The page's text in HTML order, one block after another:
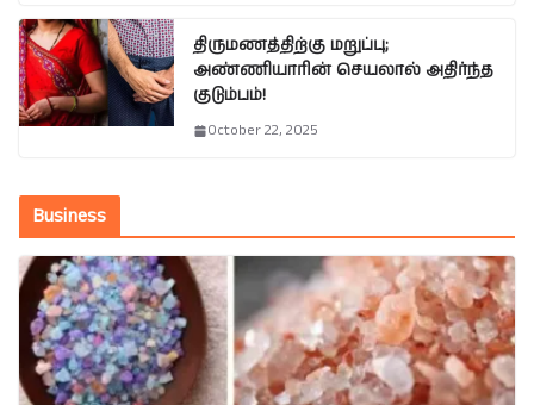
திருமணத்திற்கு மறுப்பு;
அண்ணியாரின் செயலால் அதிர்ந்த
குடும்பம்!
October 22, 2025
Business